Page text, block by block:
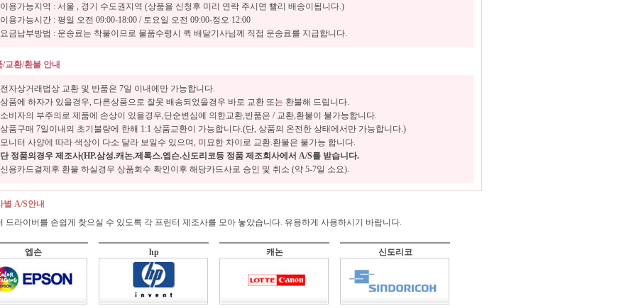
이용가능지역 : 서울 , 경기 수도권지역 (상품을 신청후 미리 연락 주시면 빨리 배송이됩니다.)
이용가능시간 : 평일 오전 09:00-18:00 / 토요일 오전 09:00-정오 12:00
요금납부방법 : 운송료는 착불이므로 물품수령시 퀵 배달기사님께 직접 운송료를 지급합니다.
/교환/환불 안내
전자상거래법상 교환 및 반품은 7일 이내에만 가능합니다.
상품에 하자가 있을경우, 다른상품으로 잘못 배송되었을경우 바로 교환 또는 환불해 드립니다.
소비자의 부주의로 제품에 손상이 있을경우,단순변심에 의한교환,반품은 / 교환,환불이 불가능합니다.
상품구매 7일이내의 초기불량에 한해 1:1 상품교환이 가능합니다.(단, 상품의 온전한 상태에서만 가능합니다.)
모니터 사양에 따라 색상이 다소 달라 보일수 있으며, 미묘한 차이로 교환.환불은 불가능 합니다.
단 정품의경우 제조사(HP.삼성.캐논.제록스.엡슨.신도리코등 정품 제조회사에서 A/S를 받습니다.
신용카드결제후 환불 하실경우 상품회수 확인이후 해당카드사로 승인 및 취소 (약 5-7일 소요).
별 A/S안내
드라이버를 손쉽게 찾으실 수 있도록 각 프린터 제조사를 모아 놓았습니다. 유용하게 사용하시기 바랍니다.
엡손 hp 캐논 신도리코